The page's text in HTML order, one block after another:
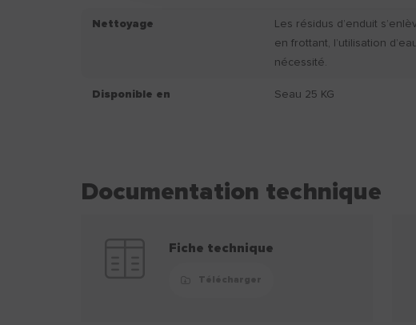
Nettoyage
Les résidus d’enduit
en frottant, l’utilisation
nécessité.
Disponible en Seau 25 KG
Documentation technique
Fiche technique